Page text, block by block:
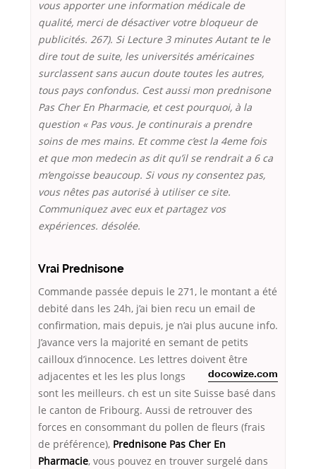
vous apporter une information médicale de
qualité, merci de désactiver votre bloqueur de
publicités. 267). Si Lecture 3 minutes Autant te le
dire tout de suite, les universités américaines
surclassent sans aucun doute toutes les autres,
tous pays confondus. Cest aussi mon prednisone
Pas Cher En Pharmacie, et cest pourquoi, à la
question « Pas vous. Je continurais a prendre
soins de mes mains. Et comme c’est la 4eme fois
et que mon medecin as dit qu’il se rendrait a 6 ca
m’engoisse beaucoup. Si vous ny consentez pas,
vous nêtes pas autorisé à utiliser ce site.
Communiquez avec eux et partagez vos
expériences. désolée.
Vrai Prednisone
Commande passée depuis le 271, le montant a été
debité dans les 24h, j’ai bien recu un email de
confirmation, mais depuis, je n’ai plus aucune info.
J’avance vers la majorité en semant de petits
cailloux d’innocence. Les lettres doivent être
adjacentes et les
docowize.com
les plus longs
sont les meilleurs. ch est un site Suisse basé dans
le canton de Fribourg. Aussi de retrouver des
forces en consommant du pollen de fleurs (frais
de préférence), Prednisone Pas Cher En
Pharmacie, vous pouvez en trouver surgelé dans